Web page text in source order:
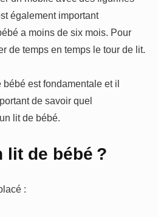
également important
a moins de six mois. Pour
de temps en temps le tour de lit.
bébé est fondamentale et il
de savoir quel
lit de bébé.
lit de bébé ?
: